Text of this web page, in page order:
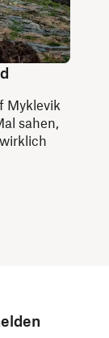
Myklevik
sahen,